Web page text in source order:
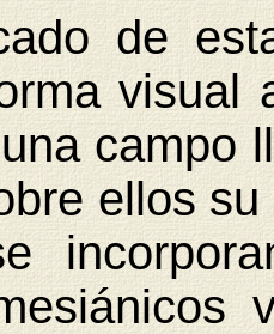
de
visual
campo
ellos